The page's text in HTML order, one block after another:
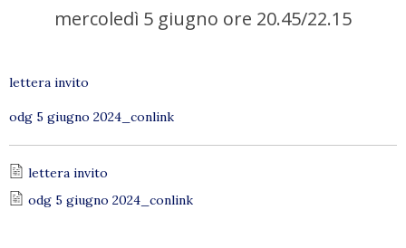
mercoledì 5 giugno ore 20.45/22.15
lettera invito
odg 5 giugno 2024_conlink
lettera invito
odg 5 giugno 2024_conlink